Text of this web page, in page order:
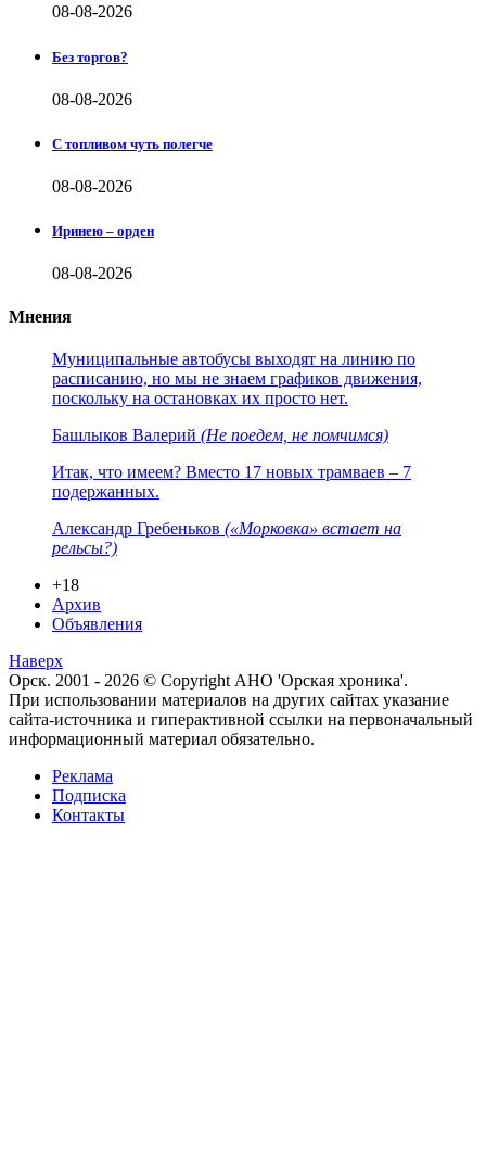
08-08-2026
Без торгов?
08-08-2026
С топливом чуть полегче
08-08-2026
Иринею – орден
08-08-2026
Мнения
Муниципальные автобусы выходят на линию по
расписанию, но мы не знаем графиков движения,
поскольку на остановках их просто нет.
Башлыков Валерий (Не поедем, не помчимся)
Итак, что имеем? Вместо 17 новых трамваев – 7
подержанных.
Александр Гребеньков («Морковка» встает на
рельсы?)
+18
Архив
Объявления
Наверх
Орск. 2001 - 2026 © Copyright АНО 'Орская хроника'.
При использовании материалов на других сайтах указание
сайта-источника и гиперактивной ссылки на первоначальный
информационный материал обязательно.
Реклама
Подписка
Контакты